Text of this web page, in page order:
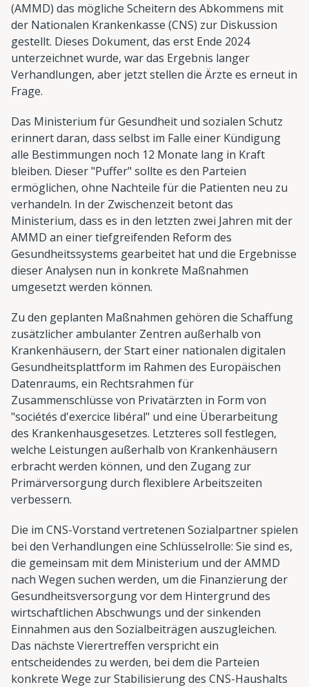
(AMMD) das mögliche Scheitern des Abkommens mit
der Nationalen Krankenkasse (CNS) zur Diskussion
gestellt. Dieses Dokument, das erst Ende 2024
unterzeichnet wurde, war das Ergebnis langer
Verhandlungen, aber jetzt stellen die Ärzte es erneut in
Frage.
Das Ministerium für Gesundheit und sozialen Schutz
erinnert daran, dass selbst im Falle einer Kündigung
alle Bestimmungen noch 12 Monate lang in Kraft
bleiben. Dieser "Puffer" sollte es den Parteien
ermöglichen, ohne Nachteile für die Patienten neu zu
verhandeln. In der Zwischenzeit betont das
Ministerium, dass es in den letzten zwei Jahren mit der
AMMD an einer tiefgreifenden Reform des
Gesundheitssystems gearbeitet hat und die Ergebnisse
dieser Analysen nun in konkrete Maßnahmen
umgesetzt werden können.
Zu den geplanten Maßnahmen gehören die Schaffung
zusätzlicher ambulanter Zentren außerhalb von
Krankenhäusern, der Start einer nationalen digitalen
Gesundheitsplattform im Rahmen des Europäischen
Datenraums, ein Rechtsrahmen für
Zusammenschlüsse von Privatärzten in Form von
"sociétés d'exercice libéral" und eine Überarbeitung
des Krankenhausgesetzes. Letzteres soll festlegen,
welche Leistungen außerhalb von Krankenhäusern
erbracht werden können, und den Zugang zur
Primärversorgung durch flexiblere Arbeitszeiten
verbessern.
Die im CNS-Vorstand vertretenen Sozialpartner spielen
bei den Verhandlungen eine Schlüsselrolle: Sie sind es,
die gemeinsam mit dem Ministerium und der AMMD
nach Wegen suchen werden, um die Finanzierung der
Gesundheitsversorgung vor dem Hintergrund des
wirtschaftlichen Abschwungs und der sinkenden
Einnahmen aus den Sozialbeiträgen auszugleichen.
Das nächste Vierertreffen verspricht ein
entscheidendes zu werden, bei dem die Parteien
konkrete Wege zur Stabilisierung des CNS-Haushalts